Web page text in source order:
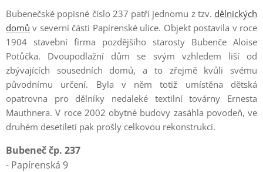
Bubenečské popisné číslo 237 patří jednomu z tzv. dělnických
domů v severní části Papírenské ulice. Objekt postavila v roce
1904 stavební firma pozdějšího starosty Bubenče Aloise
Potůčka. Dvoupodlažní dům se svým vzhledem liší od
zbývajících sousedních domů, a to zřejmě kvůli svému
původnímu určení. Byla v něm totiž umístěna dětská
opatrovna pro dělníky nedaleké textilní továrny Ernesta
Mauthnera. V roce 2002 obytné budovy zasáhla povodeň, ve
druhém desetiletí pak prošly celkovou rekonstrukcí.
Bubeneč čp. 237
- Papírenská 9